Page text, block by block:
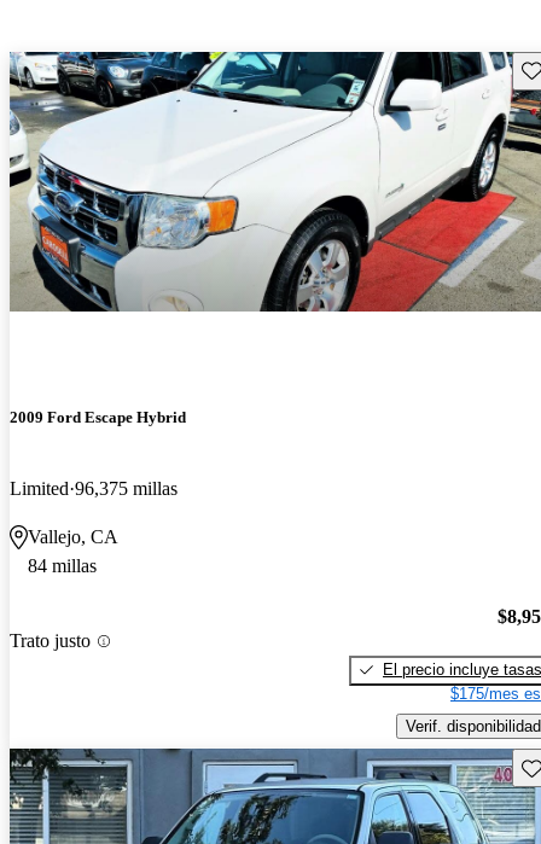
2009 Ford Escape Hybrid
Limited 96,375 millas
Vallejo, CA
84 millas
Trato justo
El precio incluye tasas
$175/mes
Verif. disponibilidad